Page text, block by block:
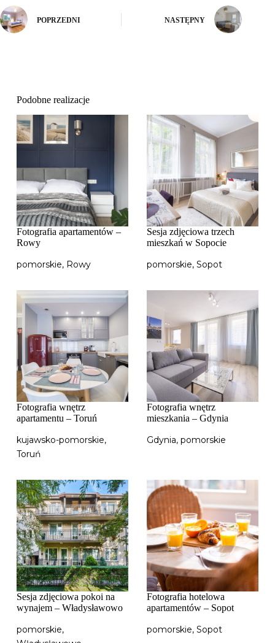
POPRZEDNI NASTĘPNY
Podobne realizacje
Fotografia apartamentów –
Rowy
pomorskie, Rowy
Sesja zdjęciowa trzech
mieszkań w Sopocie
pomorskie, Sopot
Fotografia wnętrz
apartamentu – Toruń
kujawsko-pomorskie,
Toruń
Fotografia wnętrz
mieszkania – Gdynia
Gdynia, pomorskie
Sesja zdjęciowa pokoi na
wynajem – Władysławowo
pomorskie,
Fotografia hotelowa
apartamentów – Sopot
pomorskie, Sopot